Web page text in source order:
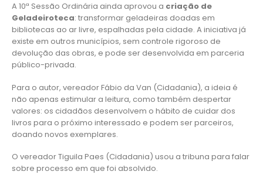
A 10ª Sessão Ordinária ainda aprovou a criação de
Geladeiroteca: transformar geladeiras doadas em
bibliotecas ao ar livre, espalhadas pela cidade. A iniciativa já
existe em outros municípios, sem controle rigoroso de
devolução das obras, e pode ser desenvolvida em parceria
público-privada.
Para o autor, vereador Fábio da Van (Cidadania), a ideia é
não apenas estimular a leitura, como também despertar
valores: os cidadãos desenvolvem o hábito de cuidar dos
livros para o próximo interessado e podem ser parceiros,
doando novos exemplares.
O vereador Tiguila Paes (Cidadania) usou a tribuna para falar
sobre processo em que foi absolvido.